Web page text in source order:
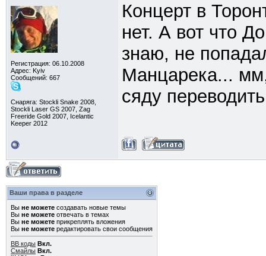
Регистрация: 06.10.2008
Адрес: Kyiv
Сообщений: 667
Снаряга: Stockli Snake 2008,
Stockli Laser GS 2007, Zag
Freeride Gold 2007, Icelantic
Keeper 2012
Концерт в
нет. А вот что
знаю, не
Манцарека...
сяду
Ваши права в разделе
Вы не можете создавать новые темы
Вы не можете отвечать в темах
Вы не можете прикреплять вложения
Вы не можете редактировать свои сообщения
BB коды Вкл.
Смайлы Вкл.